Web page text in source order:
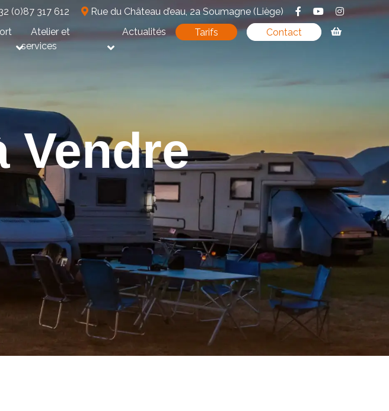
(0)87 317 612
Rue du Château d’eau, 2a Soumagne (Liège)
Atelier et
services
Actualités Tarifs Contact
Vendre